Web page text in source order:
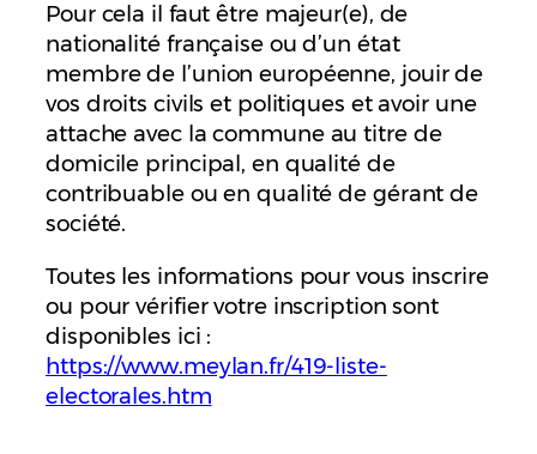
Pour cela il faut être majeur(e), de
nationalité française ou d’un état
membre de l’union européenne, jouir de
vos droits civils et politiques et avoir une
attache avec la commune au titre de
domicile principal, en qualité de
contribuable ou en qualité de gérant de
société.
Toutes les informations pour vous inscrire
ou pour vérifier votre inscription sont
disponibles ici :
https://www.meylan.fr/419-liste-
electorales.htm